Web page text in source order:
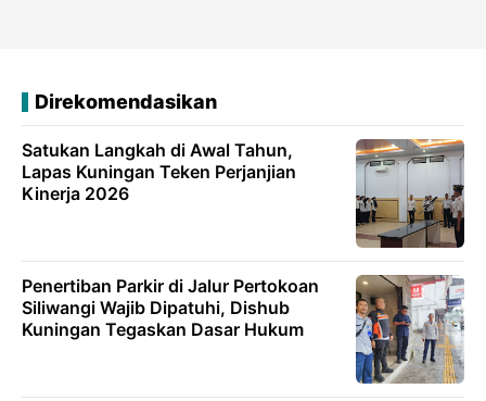
Direkomendasikan
Satukan Langkah di Awal Tahun,
Lapas Kuningan Teken Perjanjian
Kinerja 2026
Penertiban Parkir di Jalur Pertokoan
Siliwangi Wajib Dipatuhi, Dishub
Kuningan Tegaskan Dasar Hukum